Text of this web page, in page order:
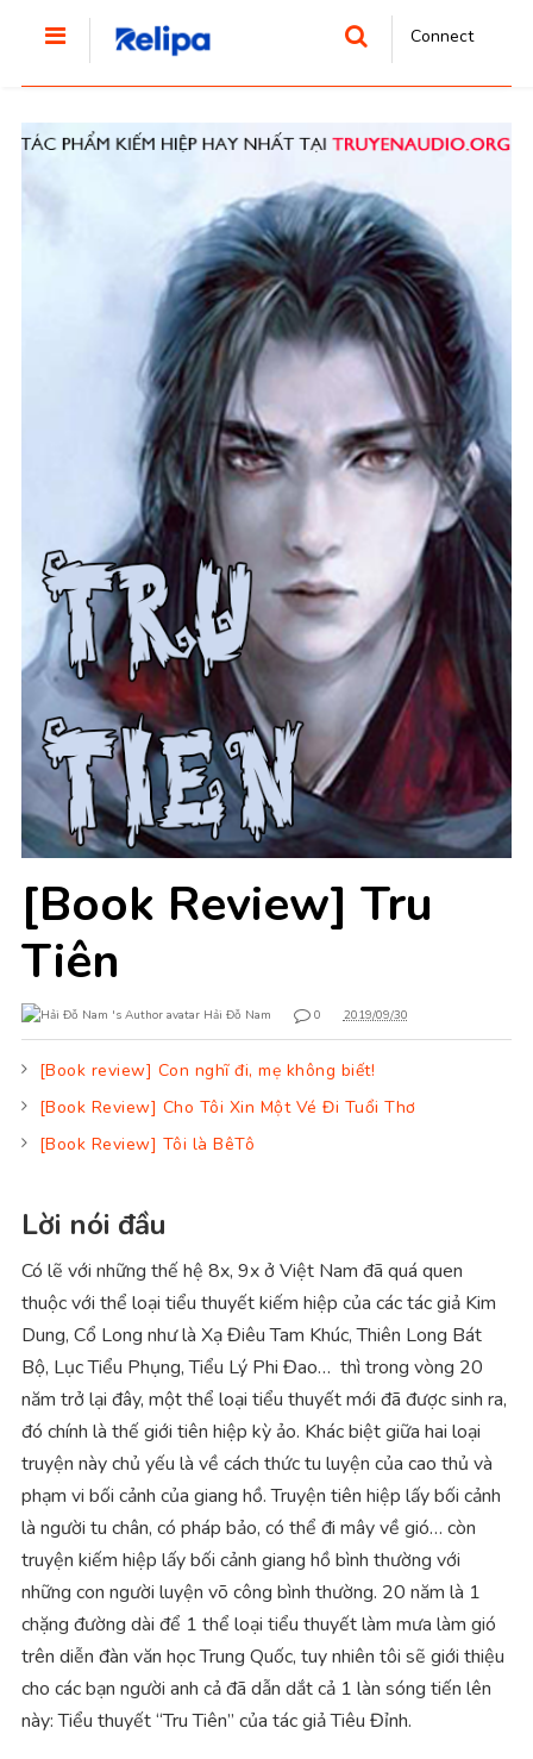
Connect
[Book Review] Tru
Tiên
Hải Đỗ Nam 0 2019/09/30
[Book review] Con nghĩ đi, mẹ không biết!
[Book Review] Cho Tôi Xin Một Vé Đi Tuổi Thơ
[Book Review] Tôi là BêTô
Lời nói đầu
Có lẽ với những thế hệ 8x, 9x ở Việt Nam đã quá quen
thuộc với thể loại tiểu thuyết kiếm hiệp của các tác giả Kim
Dung, Cổ Long như là Xạ Điêu Tam Khúc, Thiên Long Bát
Bộ, Lục Tiểu Phụng, Tiểu Lý Phi Đao… thì trong vòng 20
năm trở lại đây, một thể loại tiểu thuyết mới đã được sinh ra,
đó chính là thế giới tiên hiệp kỳ ảo. Khác biệt giữa hai loại
truyện này chủ yếu là về cách thức tu luyện của cao thủ và
phạm vi bối cảnh của giang hồ. Truyện tiên hiệp lấy bối cảnh
là người tu chân, có pháp bảo, có thể đi mây về gió… còn
truyện kiếm hiệp lấy bối cảnh giang hồ bình thường với
những con người luyện võ công bình thường. 20 năm là 1
chặng đường dài để 1 thể loại tiểu thuyết làm mưa làm gió
trên diễn đàn văn học Trung Quốc, tuy nhiên tôi sẽ giới thiệu
cho các bạn người anh cả đã dẫn dắt cả 1 làn sóng tiến lên
này: Tiểu thuyết “Tru Tiên” của tác giả Tiêu Đỉnh.